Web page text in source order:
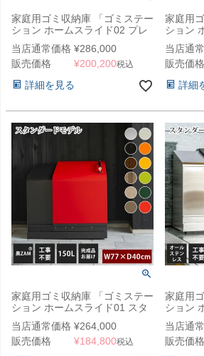
家庭用ゴミ収納庫 「ゴミステー
ション ホームスライド02 プレ
ミアムモデル 黒ZAM 150L」
（SG）
当店通常価格 ¥286,000
販売価格
¥200,200税込
詳細を見る
家庭用
ション
ミアム
150L」
当店通
販売
詳細
家庭用ゴミ収納庫 「ゴミステー
ション ホームスライド01 スタ
ンダードモデル 黒ZAM 150L」
（SG）
当店通常価格 ¥264,000
販売価格
¥184,800税込
家庭用
ション
ンダー
ス 150L
当店通
販売